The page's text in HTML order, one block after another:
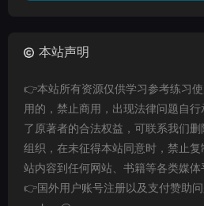
本站声明
👉本站所有资源仅供学习参考练习
用的，禁止商用，出现法律问题自
了原著者的合法权益，可联系我们
组织，在未征得本站同意时，禁止
站内容到任何网站、书籍等各类媒体
👉国外用户账号注册以及支付赞助